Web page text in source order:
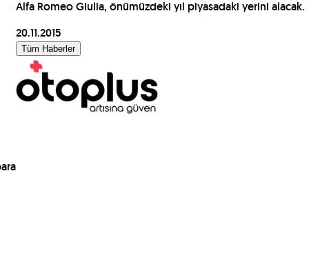
Alfa Romeo Giulia, önümüzdeki yıl piyasadaki yerini alacak.
20.11.2015
Tüm Haberler